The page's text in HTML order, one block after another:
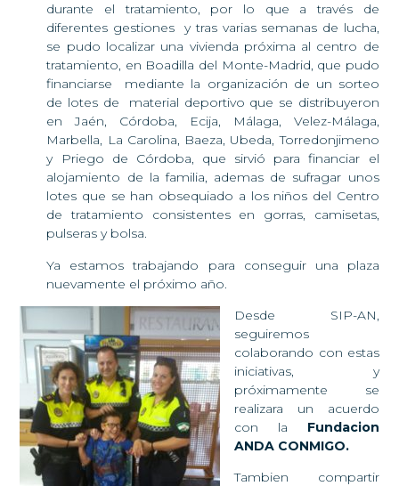
durante el tratamiento, por lo que a través de
diferentes gestiones y tras varias semanas de lucha,
se pudo localizar una vivienda próxima al centro de
tratamiento, en Boadilla del Monte-Madrid, que pudo
financiarse mediante la organización de un sorteo
de lotes de material deportivo que se distribuyeron
en Jaén, Córdoba, Ecija, Málaga, Velez-Málaga,
Marbella, La Carolina, Baeza, Ubeda, Torredonjimeno
y Priego de Córdoba, que sirvió para financiar el
alojamiento de la familia, ademas de sufragar unos
lotes que se han obsequiado a los niños del Centro
de tratamiento consistentes en gorras, camisetas,
pulseras y bolsa.
Ya estamos trabajando para conseguir una plaza
nuevamente el próximo año.
Desde SIP-AN,
seguiremos
colaborando con estas
iniciativas, y
próximamente se
realizara un acuerdo
con la Fundacion
ANDA CONMIGO.
Tambien compartir